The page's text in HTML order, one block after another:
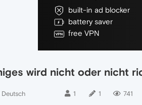
built-in ad blocker
battery saver
free VPN
wird nicht oder nicht
Deutsch 1 1 741